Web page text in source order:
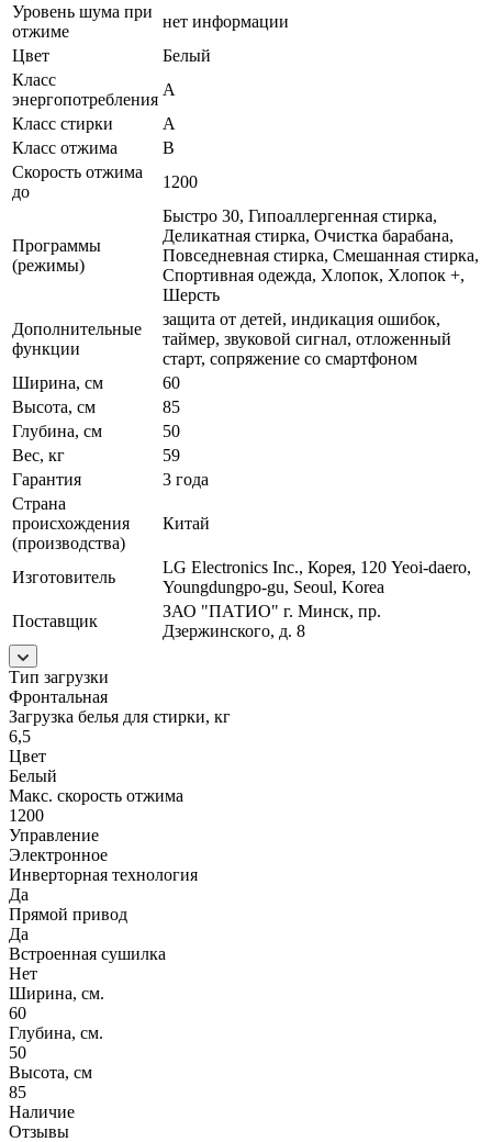
Уровень шума при
отжиме
нет информации
Цвет
Белый
Класс
энергопотребления
A
Класс стирки
A
Класс отжима
B
Скорость отжима
до
1200
Программы
(режимы)
Быстро 30, Гипоаллергенная стирка,
Деликатная стирка, Очистка барабана,
Повседневная стирка, Смешанная стирка,
Спортивная одежда, Хлопок, Хлопок +,
Шерсть
Дополнительные
функции
защита от детей, индикация ошибок,
таймер, звуковой сигнал, отложенный
старт, сопряжение со смартфоном
Ширина, см
60
Высота, см
85
Глубина, см
50
Вес, кг
59
Гарантия
3 года
Страна
происхождения
(производства)
Китай
Изготовитель
LG Electronics Inc., Корея, 120 Yeoi-daero,
Youngdungpo-gu, Seoul, Korea
Поставщик
ЗАО "ПАТИО" г. Минск, пр.
Дзержинского, д. 8
Тип загрузки
Фронтальная
Загрузка белья для стирки, кг
6,5
Цвет
Белый
Макс. скорость отжима
1200
Управление
Электронное
Инверторная технология
Да
Прямой привод
Да
Встроенная сушилка
Нет
Ширина, см.
60
Глубина, см.
50
Высота, см
85
Наличие
Отзывы